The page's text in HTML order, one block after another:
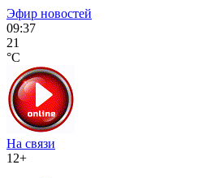
Эфир новостей
09:37
21
°C
На связи
12+